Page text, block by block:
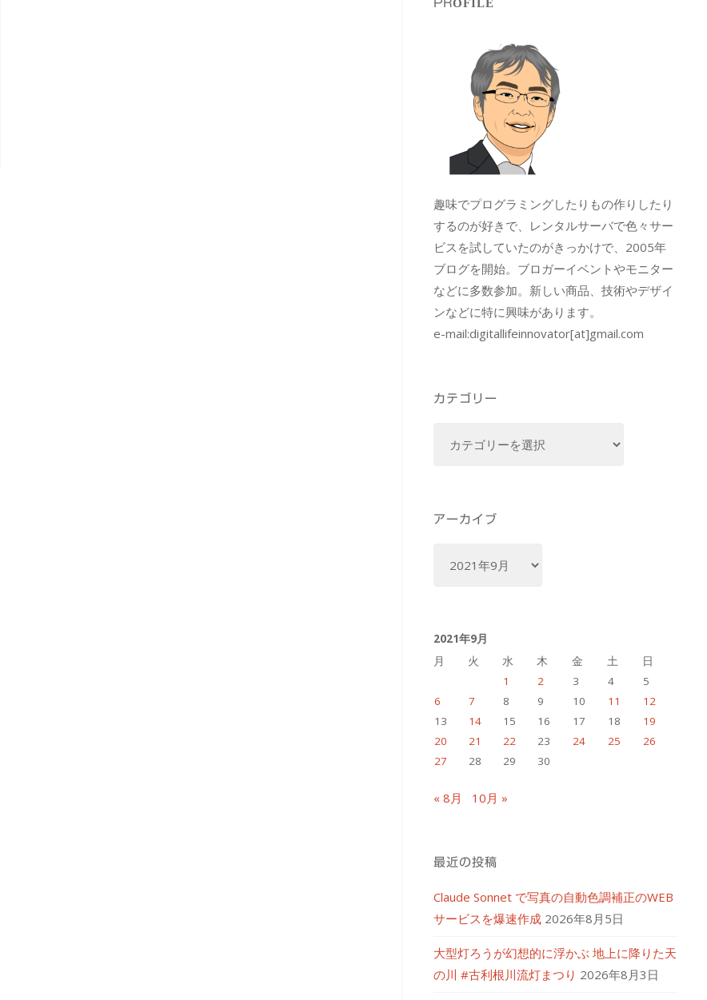
PROFILE
趣味でプログラミングしたりもの作りしたり
するのが好きで、レンタルサーバで色々サー
ビスを試していたのがきっかけで、2005年
ブログを開始。ブロガーイベントやモニター
などに多数参加。新しい商品、技術やデザイ
ンなどに特に興味があります。
e-mail:digitallifeinnovator[at]gmail.com
カテゴリー
ー
アーカイブ
ブ
2021年9月
月
火 水 木 金 土
日
1
2 3 4
5
6
7 8 9 10 11
12
13
14 15 16 17 18
19
20
21 22 23 24 25
26
27
28 29 30
« 8月 10月 »
最近の投稿
Claude Sonnet で写真の自動色調補正のWEB
サービスを爆速作成 2026年8月5日
大型灯ろうが幻想的に浮かぶ 地上に降りた天
の川 #古利根川流灯まつり 2026年8月3日